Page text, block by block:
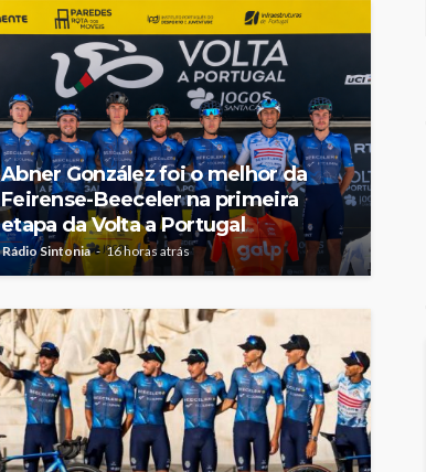
Abner González foi o melhor da
Feirense-Beeceler na primeira
etapa da Volta a Portugal
Rádio Sintonia 16 horas atrás
Rádio Sintonia 3 horas atrás